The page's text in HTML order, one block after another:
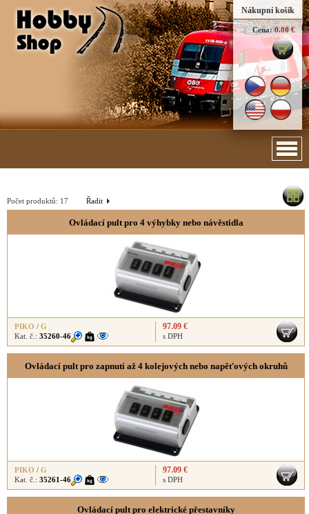
Nákupní košík
Cena: 0.00 €
Řadit
Počet produktů: 17
Ovládací pult pro 4 výhybky nebo návěstidla
PIKO / G
Kat. č.: 35260-46
97.09 €
s DPH
Ovládací pult pro zapnutí až 4 kolejových nebo napěťových okruhů
PIKO / G
Kat. č.: 35261-46
97.09 €
s DPH
Ovládací pult pro elektrické přestavníky